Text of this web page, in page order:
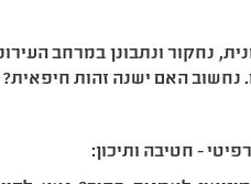
נחקור ונתבונן במרחב
נחשוב האם ישנה זהות
- חטיבה ותיכון: